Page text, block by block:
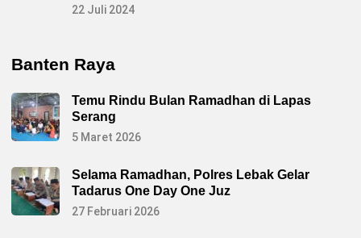
22 Juli 2024
Banten Raya
Temu Rindu Bulan Ramadhan di Lapas
Serang
5 Maret 2026
Selama Ramadhan, Polres Lebak Gelar
Tadarus One Day One Juz
27 Februari 2026